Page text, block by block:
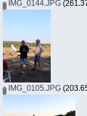
IMG_0144.JPG
IMG_0105.JPG